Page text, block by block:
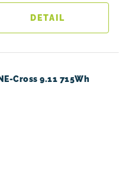
Cross 9.11 715Wh